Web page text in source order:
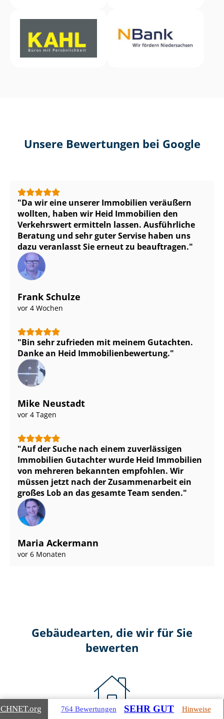
Unsere Bewertungen bei Google
Da wir eine unserer Immobilien veräußern
wollten, haben wir Heid Immobilien den
Verkehrswert ermitteln lassen. Ausführliche
Beratung und sehr guter Servise haben uns
dazu veranlasst Sie erneut zu beauftragen.
Frank Schulze
vor 4 Wochen
Bin sehr zufrieden mit meinem Gutachten.
Danke an Heid Im­mo­bi­li­en­be­wer­tung.
Mike Neustadt
vor 4 Tagen
Auf der Suche nach einem zuverlässigen
Immobilien Gutachter wurde Heid Immobilien
von mehreren bekannten empfohlen. Wir
müssen jetzt nach der Zusammenarbeit ein
großes Lob an das gesamte Team senden.
Maria Ackermann
vor 6 Monaten
Gebäudearten, die wir für Sie
bewerten
.org 764 Bewertungen SEHR GUT Hinweise